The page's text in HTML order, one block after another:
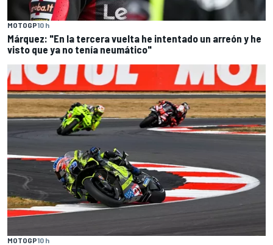
MOTOGP10 h
Márquez: "En la tercera vuelta he intentado un arreón y he
visto que ya no tenía neumático"
MOTOGP10 h